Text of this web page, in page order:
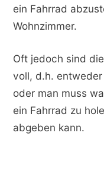
ein Fahrrad
Wohnzimmer.
Oft jedoch sind
voll, d.h.
oder man muss
ein Fahrrad zu
abgeben kann.